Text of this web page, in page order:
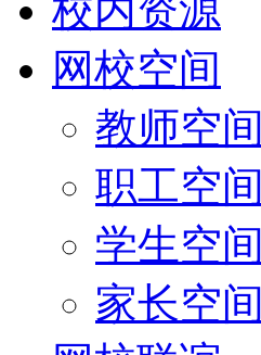
校内资源
网校空间
教师空间
职工空间
学生空间
家长空间